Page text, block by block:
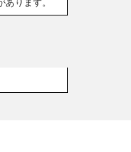
ります。